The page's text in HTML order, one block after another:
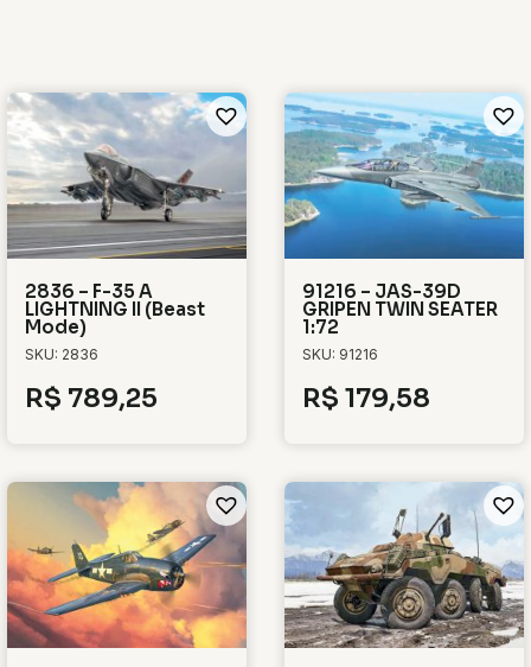
2836 – F-35 A
LIGHTNING II (Beast
Mode)
SKU: 2836
R$ 789,25
91216 – JAS-39D
GRIPEN TWIN SEATER
1:72
SKU: 91216
R$ 179,58